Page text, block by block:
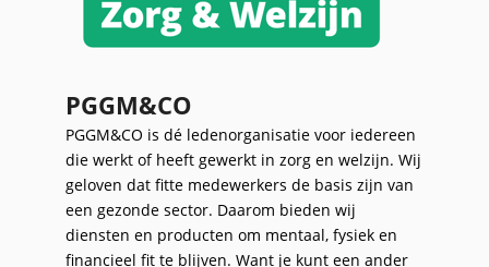
PGGM&CO
PGGM&CO is dé ledenorganisatie voor iedereen
die werkt of heeft gewerkt in zorg en welzijn. Wij
geloven dat fitte medewerkers de basis zijn van
een gezonde sector. Daarom bieden wij
diensten en producten om mentaal, fysiek en
financieel fit te blijven. Want je kunt een ander